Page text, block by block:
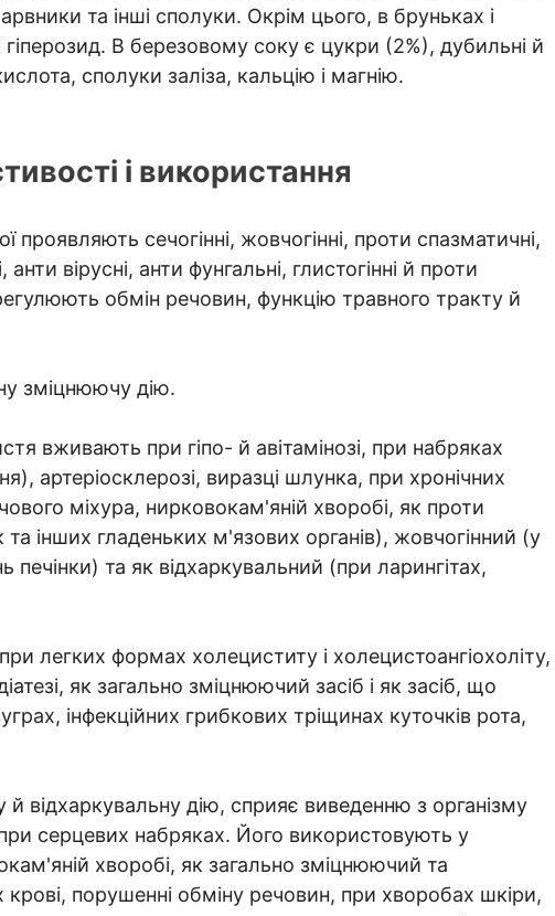
та інші сполуки. Окрім цього, в бруньках і
В березовому соку є цукри (2%), дубильні й
сполуки заліза, кальцію і магнію.
і використання
сечогінні, жовчогінні, проти спазматичні,
вірусні, анти фунгальні, глистогінні й проти
обмін речовин, функцію травного тракту й
зміцнюючу дію.
вживають при гіпо- й авітамінозі, при набряках
артеріосклерозі, виразці шлунка, при хронічних
міхура, нирковокам'яній хворобі, як проти
інших гладеньких м'язових органів), жовчогінний (у
печінки) та як відхаркувальний (при ларингітах,
легких формах холециститу і холецистоангіохоліту,
як загально зміцнюючий засіб і як засіб, що
інфекційних грибкових тріщинах куточків рота,
й відхаркувальну дію, сприяє виведенню з організму
серцевих набряках. Його використовують у
хворобі, як загально зміцнюючий та
крові, порушенні обміну речовин, при хворобах шкіри,